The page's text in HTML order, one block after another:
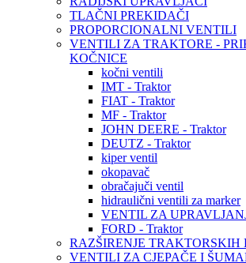
TLAČNI PREKIDAČI
PROPORCIONALNI VENTILI
VENTILI ZA TRAKTORE -
KOČNICE
kočni ventili
IMT - Traktor
FIAT - Traktor
MF - Traktor
JOHN DEERE - Traktor
DEUTZ - Traktor
kiper ventil
okopavač
obračajuči ventil
hidraulični ventili za marker
VENTIL ZA
FORD - Traktor
RAZŠIRENJE TRAKTORSKIH
VENTILI ZA CJEPAČE I